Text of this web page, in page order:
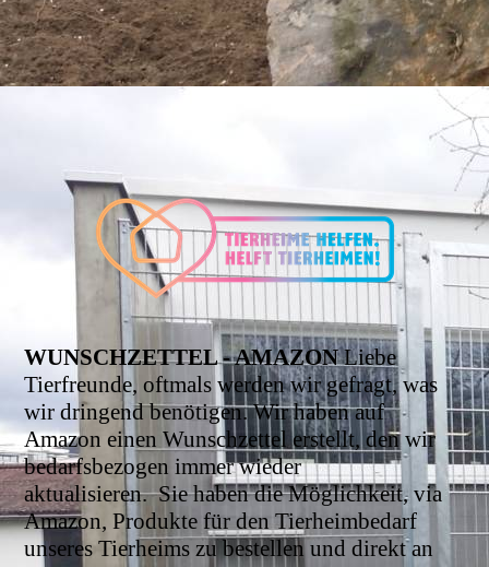
WUNSCHZETTEL - AMAZONLiebe
Tierfreunde, oftmals werden wir gefragt, was
wir dringend benötigen. Wir haben auf
Amazon einen Wunschzettel erstellt, den wir
bedarfsbezogen immer wieder
aktualisieren. Sie haben die Möglichkeit, via
Amazon, Produkte für den Tierheimbedarf
unseres Tierheims zu bestellen und direkt an